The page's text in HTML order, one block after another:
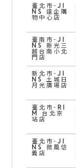
臺北市-JI
NS 遠企購
物中心店
臺南市-JI
NS 新光三
越台南小北
門店
新北市-JI
NS 土城日
月光廣場店
臺北市-RI
M 台北京
站店
臺北市-JI
NS 微風信
義店